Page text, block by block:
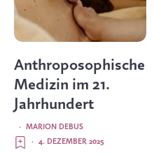
Anthroposophische
Medizin im 21.
Jahrhundert
MARION DEBUS
·
4. DEZEMBER 2025
·